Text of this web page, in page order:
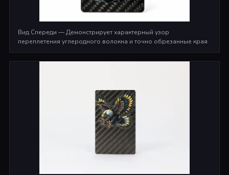
Вид Спереди — Демонстрирует характерный узор
переплетения углеродного волокна и точно обрезанные края